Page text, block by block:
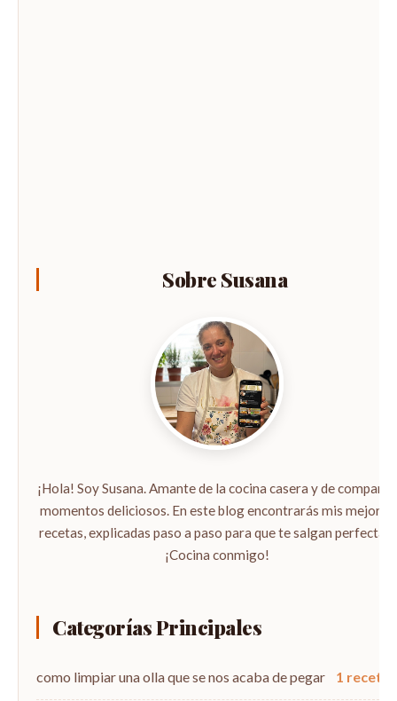
Sobre Susana
¡Hola! Soy Susana. Amante de la cocina casera y de compartir
momentos deliciosos. En este blog encontrarás mis mejores
recetas, explicadas paso a paso para que te salgan perfectas.
¡Cocina conmigo!
Categorías Principales
como limpiar una olla que se nos acaba de pegar 1 recetas